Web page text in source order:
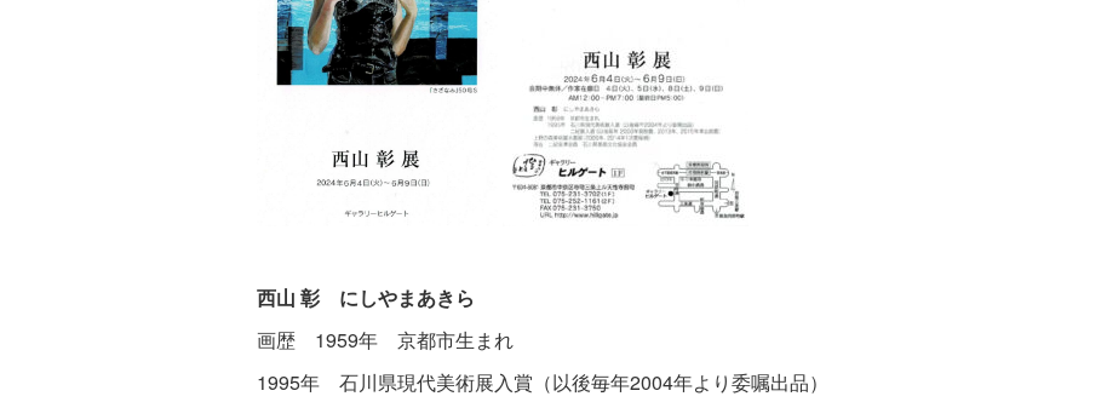
西山 彰 にしやまあきら
画歴 1959年 京都市生まれ
1995年 石川県現代美術展入賞（以後毎年2004年より委嘱出品）